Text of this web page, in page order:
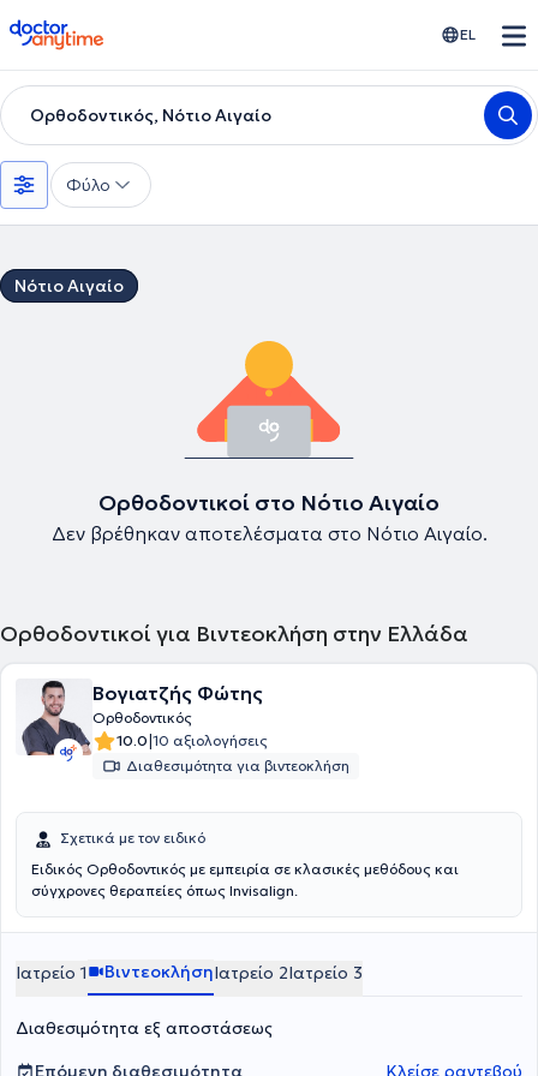
doctoranytime EL
Ορθοδοντικός, Νότιο Αιγαίο
Φύλο
Νότιο Αιγαίο
Ορθοδοντικοί στο Νότιο Αιγαίο
Δεν βρέθηκαν αποτελέσματα στο Νότιο Αιγαίο.
Ορθοδοντικοί για Βιντεοκλήση στην Ελλάδα
Βογιατζής Φώτης
Ορθοδοντικός
10.0|10 αξιολογήσεις
Διαθεσιμότητα για βιντεοκλήση
Σχετικά με τον ειδικό
Ειδικός Ορθοδοντικός με εμπειρία σε κλασικές μεθόδους και
σύγχρονες θεραπείες όπως Invisalign.
Ιατρείο 1 ΒιντεοκλήσηΙατρείο 2Ιατρείο 3
Διαθεσιμότητα εξ αποστάσεως
Επόμενη διαθεσιμότητα
Κλείσε ραντεβού